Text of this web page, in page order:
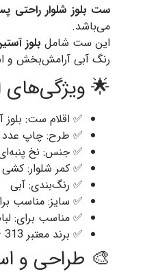
ست بلوز شلوار راحتی
می‌باشد.
این ست شامل بلوز
رنگ آبی آرامش‌بخش و
🌟 ویژگی‌های
✅ اقلام ست: بلوز
✅ طرح: چاپ عدد ۵۰ با فونت اسپرت و فانتزی
✅ جنس: نخ
✅ کمر شلوار:
✅ رنگ‌بندی: آبی
✅ سایز: مناسب برای
✅ مناسب برای:
✅ برند معتبر 313 – متخصص
🎨 طراحی و